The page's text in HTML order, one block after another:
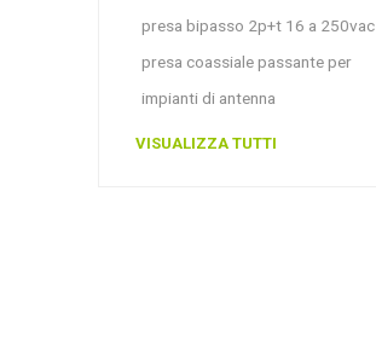
presa bipasso 2p+t 16 a 250vac
presa coassiale passante per
impianti di antenna
VISUALIZZA TUTTI